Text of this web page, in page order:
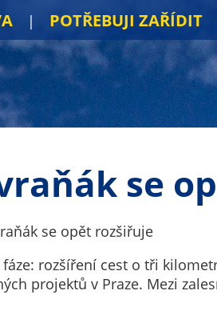
POTŘEBUJI ZAŘÍDIT
se
se opět rozšiřuje
rozšíření cest o tři
projektů v Praze. Mezi